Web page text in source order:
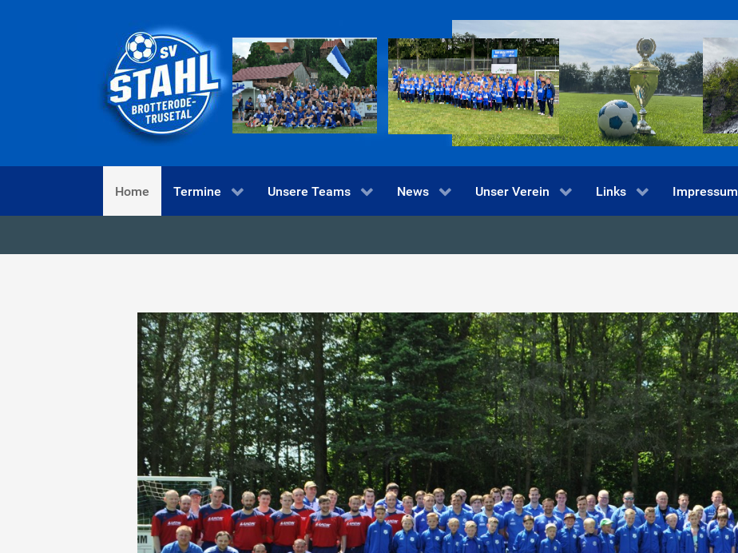
Home Termine Unsere Teams News Unser Verein Links Impressum